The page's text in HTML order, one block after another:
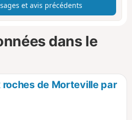
et avis précédents
dans le
roches de Morteville par